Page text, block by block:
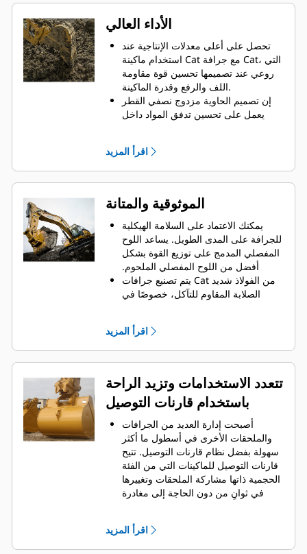
الأداء العالي
تحصل على أعلى معدلات الإنتاجية عند
استخدام ماكينة Cat مع جرافة Cat، التي
روعي عند تصميمها تحسين قوة مقاومة
اللف والرفع وقدرة الماكينة.
إن تصميم الحاوية مزدوج نصفي القطر
يعمل على تحسين تدفق المواد داخل
عدم سحب الجزء السفلي من الجرافة،
يزيد استهلاك الوقود إلى الحد الأقصى
أثناء الحفر. تم تصميم جرافات Cat بحيث
تخترق المواد بمنتهى السرعة لتحسين
تحميل كمية أكبر من المواد في أقل وقت
ممكن. يساعد شكل الجرافة والقضبان
الجانبية على الاحتفاظ بمعظم المواد في
الجرافة لكل حمولة.
اقرأ المزيد
الموثوقية والمتانة
يمكنك الاعتماد على السلامة الهيكلية
للجرافة على المدى الطويل. ‏‫يساعد اللوح
المفصلي المدمج على توزيع القوة بشكل
أفضل من اللوح المفصلي الملحوم.
يتم تصنيع جرافات Cat من الفولاذ شديد
الصلابة المقاوم للتآكل، خصوصًا في
يمكنك حماية أهم المناطق التي تتعرض
للتآكل المفرط في الجرافة باستخدام
أدوات التعشيق الأرضية (GET) من Cat .
‏‫تحافظ واقيات القضبان الجانبية والقواطع
الجانبية على أجزاء الجرافة التي تحتك
بالمواد وتخترقها بأكبر قدر.
يمكنك خفض تكاليف الصيانة باختيار
أدوات التعشيق الأرضية (GET) المناسبة
لجرافتك وتطبيقاتك.
تتوفر خيارات متنوعة من أطراف
الجرافات بما يتناسب مع تطبيقاتك.‬ سواء
كنت بحاجة إلى تنظيف الأرض وتسويتها أو
الحفر في المواد الصلبة الكاشطة، ستجد
لدينا الطرف المناسب.
اقرأ المزيد
تتعدد الاستخدامات وتزيد الراحة
باستخدام قارنات التوصيل
أصبحت إدارة العديد من الجرافات
والملحقات الأخرى في أسطول ما أكثر
سهولة بفضل نظام قارنات التوصيل. ‏‫تتيح
قارنات التوصيل للماكينات التي من الفئة
الحجمية ذاتها مشاركة الملحقات وتغييرها
في ثوانٍ من دون الحاجة إلى مغادرة
كما أن الجرافات التي يمكن تثبيتها
مباشرة بالماكينة بمسامير تتوافق مع
قارنات التوصيل ذات مسمار الإمساك من
اقرأ المزيد